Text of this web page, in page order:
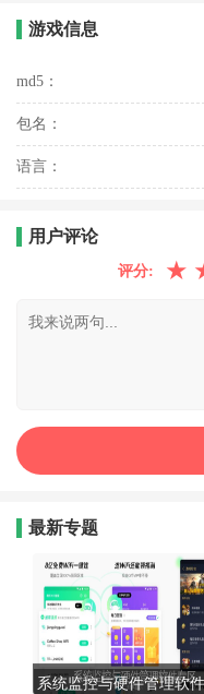
游戏信息
md5：
包名：
语言：
用户评论
评分: ★
最新专题
系统监控与硬件管理软